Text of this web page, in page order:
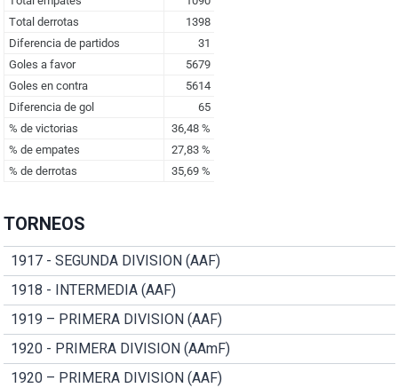
TORNEOS
1917 - SEGUNDA DIVISION (AAF)
1918 - INTERMEDIA (AAF)
1919 – PRIMERA DIVISION (AAF)
1920 - PRIMERA DIVISION (AAmF)
1920 – PRIMERA DIVISION (AAF)